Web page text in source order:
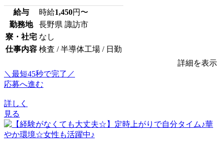
給与 時給1,450円〜
勤務地
長野県 諏訪市
寮・社宅 なし
仕事内容 検査 / 半導体工場 / 日勤
詳細を表示
＼最短45秒で完了／
応募へ進む
詳しく
見る